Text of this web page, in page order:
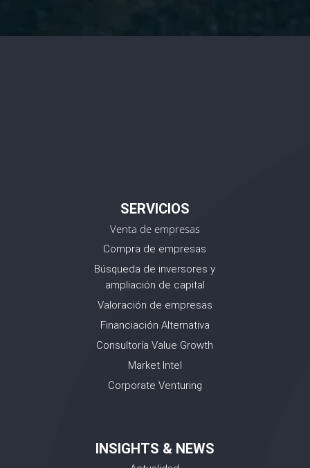
SERVICIOS
Venta de empresas
Compra de empresas
Búsqueda de inversores y
ampliación de capital
Valoración de empresas
Financiación Alternativa
Consultoría Value Growth
Market Intel
Corporate Venturing
INSIGHTS & NEWS